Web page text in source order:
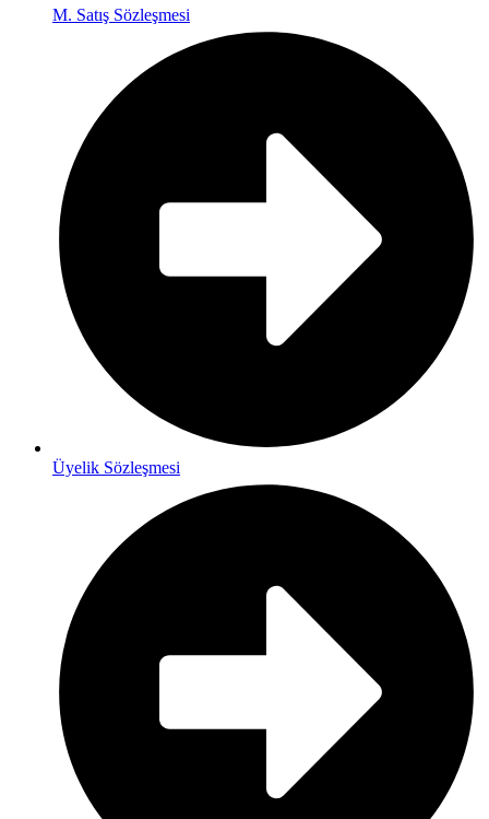
M. Satış Sözleşmesi
Üyelik Sözleşmesi